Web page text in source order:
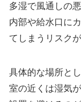
多湿で風通しの
内部や給水口に
てしまうリスク
具体的な場所とし
室の近く は湿気